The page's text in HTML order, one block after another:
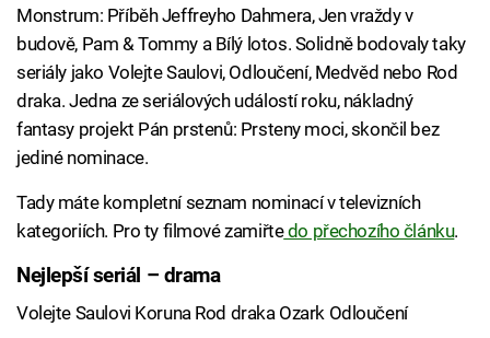
Monstrum: Příběh Jeffreyho Dahmera, Jen vraždy v
budově, Pam & Tommy a Bílý lotos. Solidně bodovaly taky
seriály jako Volejte Saulovi, Odloučení, Medvěd nebo Rod
draka. Jedna ze seriálových událostí roku, nákladný
fantasy projekt Pán prstenů: Prsteny moci, skončil bez
jediné nominace.
Tady máte kompletní seznam nominací v televizních
kategoriích. Pro ty filmové zamiřtedo přechozího článku.
Nejlepší seriál – drama
Volejte Saulovi Koruna Rod draka Ozark Odloučení